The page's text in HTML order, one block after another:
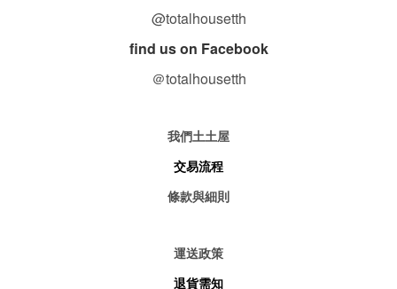
@totalhousetth
find us on Facebook
＠totalhousetth
我們土土屋
交易流程
條款與細則
運送政策
退貨需知